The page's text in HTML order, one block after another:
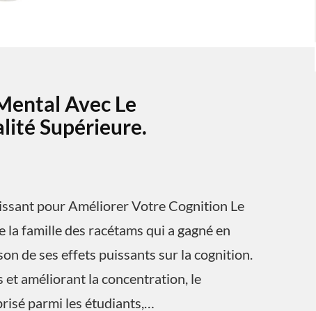
Avec Le
Supérieure.
pour Améliorer Votre Cognition Le
famille des racétams qui a gagné en
de ses effets puissants sur la cognition.
améliorant la concentration, le
parmi les étudiants,…